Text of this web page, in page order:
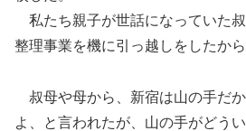
私たち親子が世話になっていた
整理事業を機に引っ越しをしたから
叔母や母から、新宿は山の手だ
よ、と言われたが、山の手がどう